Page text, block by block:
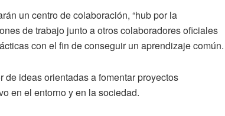
un centro de colaboración, “hub por la
de trabajo junto a otros colaboradores oficiales
con el fin de conseguir un aprendizaje común.
de ideas orientadas a fomentar proyectos
en el entorno y en la sociedad.